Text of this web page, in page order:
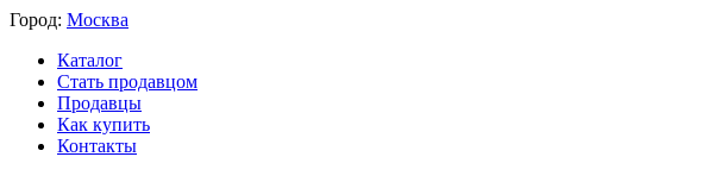
Город: Москва
Каталог
Стать продавцом
Продавцы
Как купить
Контакты